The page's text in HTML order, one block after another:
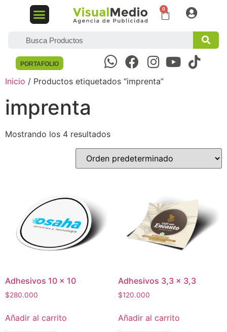
PORTAFOLIO
Inicio / Productos etiquetados “imprenta”
imprenta
Mostrando los 4 resultados
Adhesivos 10 x 10
$280.000
Añadir al carrito
Adhesivos 3,3 x 3,3
$120.000
Añadir al carrito